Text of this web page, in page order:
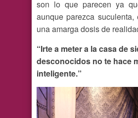
son lo que parecen ya
aunque parezca suculenta,
una amarga dosis de
“Irte a meter a la casa de
desconocidos no te hace
inteligente.”